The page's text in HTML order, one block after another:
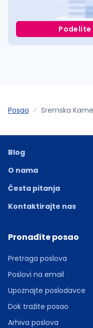
Posao Sremska
Blog
O nama
Česta pitanja
Kontaktirajte nas
Pronađite posao
Pretraga poslova
Poslovi na email
Upoznajte poslodavce
Dok tražite posao
Arhiva poslova